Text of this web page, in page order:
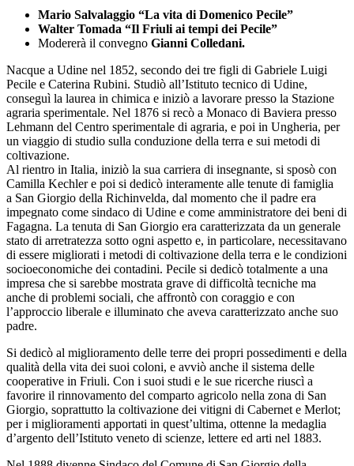
Mario Salvalaggio “La vita di Domenico Pecile”
Walter Tomada “Il Friuli ai tempi dei Pecile”
Modererà il convegno Gianni Colledani.
Nacque a Udine nel 1852, secondo dei tre figli di Gabriele Luigi
Pecile e Caterina Rubini. Studiò all’Istituto tecnico di Udine,
conseguì la laurea in chimica e iniziò a lavorare presso la Stazione
agraria sperimentale. Nel 1876 si recò a Monaco di Baviera presso
Lehmann del Centro sperimentale di agraria, e poi in Ungheria, per
un viaggio di studio sulla conduzione della terra e sui metodi di
coltivazione.
Al rientro in Italia, iniziò la sua carriera di insegnante, si sposò con
Camilla Kechler e poi si dedicò interamente alle tenute di famiglia
a San Giorgio della Richinvelda, dal momento che il padre era
impegnato come sindaco di Udine e come amministratore dei beni di
Fagagna. La tenuta di San Giorgio era caratterizzata da un generale
stato di arretratezza sotto ogni aspetto e, in particolare, necessitavano
di essere migliorati i metodi di coltivazione della terra e le condizioni
socioeconomiche dei contadini. Pecile si dedicò totalmente a una
impresa che si sarebbe mostrata grave di difficoltà tecniche ma
anche di problemi sociali, che affrontò con coraggio e con
l’approccio liberale e illuminato che aveva caratterizzato anche suo
padre.
Si dedicò al miglioramento delle terre dei propri possedimenti e della
qualità della vita dei suoi coloni, e avviò anche il sistema delle
cooperative in Friuli. Con i suoi studi e le sue ricerche riuscì a
favorire il rinnovamento del comparto agricolo nella zona di San
Giorgio, soprattutto la coltivazione dei vitigni di Cabernet e Merlot;
per i miglioramenti apportati in quest’ultima, ottenne la medaglia
d’argento dell’Istituto veneto di scienze, lettere ed arti nel 1883.